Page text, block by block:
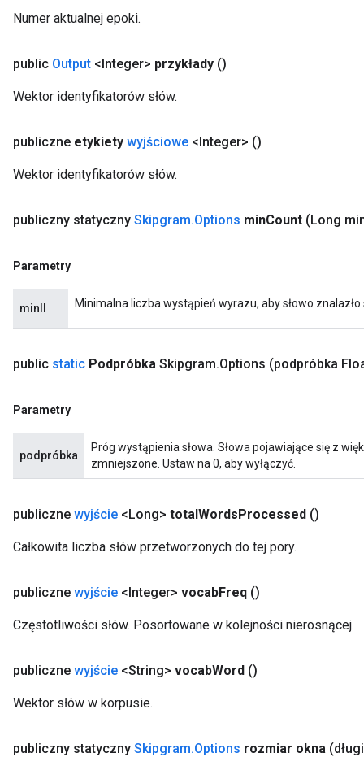
Numer aktualnej epoki.
public Output <Integer> przykłady ()
Wektor identyfikatorów słów.
publiczne etykiety wyjściowe <Integer> ()
Wektor identyfikatorów słów.
publiczny statyczny Skipgram.Options minCount (Long
Parametry
minIl Minimalna liczba wystąpień wyrazu, aby słowo znalazło
public static Podpróbka Skipgram.Options (podpróbka
Parametry
podpróbka
Próg wystąpienia słowa. Słowa pojawiające się z
zmniejszone. Ustaw na 0, aby wyłączyć.
publiczne wyjście <Long> totalWordsProcessed ()
Całkowita liczba słów przetworzonych do tej pory.
publiczne wyjście <Integer> vocabFreq ()
Częstotliwości słów. Posortowane w kolejności nierosnącej.
publiczne wyjście <String> vocabWord ()
Wektor słów w korpusie.
publiczny statyczny Skipgram.Options rozmiar okna